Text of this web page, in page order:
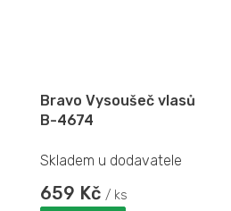
Bravo Vysoušeč vlasů
B-4674
Skladem u dodavatele
659 Kč / ks